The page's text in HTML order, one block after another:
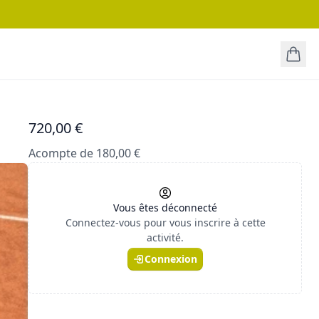
720,00 €
Acompte de 180,00 €
Vous êtes déconnecté
Connectez-vous pour vous inscrire à cette
activité.
Connexion